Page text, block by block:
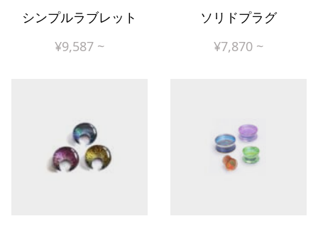
シンプルラブレット
¥9,587 ~
ソリドプラグ
¥7,870 ~